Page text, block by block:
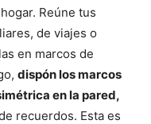
Reúne tus
de viajes o
en marcos de
dispón los marcos
en la pared,
recuerdos. Esta es